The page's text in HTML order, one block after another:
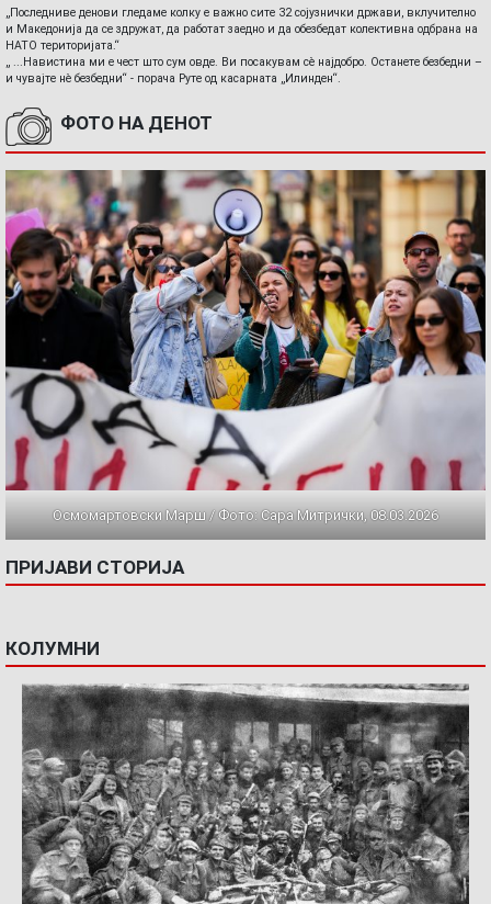
„Последниве денови гледаме колку е важно сите 32 сојузнички држави, вклучително
и Македонија да се здружат, да работат заедно и да обезбедат колективна одбрана на
НАТО територијата.“
„ ...Навистина ми е чест што сум овде. Ви посакувам сè најдобро. Останете безбедни –
и чувајте нè безбедни“ - порача Руте од касарната „Илинден“.
ФОТО НА ДЕНОТ
Осмомартовски Марш / Фото: Сара Митрички, 08.03.2026
ПРИЈАВИ СТОРИЈА
КОЛУМНИ